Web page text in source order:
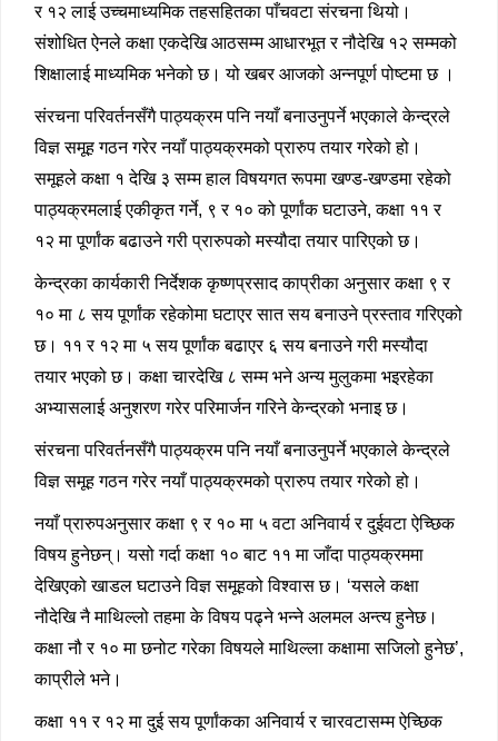
र १२ लाई उच्चमाध्यमिक तहसहितका पाँचवटा संरचना थियो।
संशोधित ऐनले कक्षा एकदेखि आठसम्म आधारभूत र नौदेखि १२ सम्मको
शिक्षालाई माध्यमिक भनेको छ। यो खबर आजको अन्नपूर्ण पोष्टमा छ ।
संरचना परिवर्तनसँगै पाठ्यक्रम पनि नयाँ बनाउनुपर्ने भएकाले केन्द्रले
विज्ञ समूह गठन गरेर नयाँ पाठ्यक्रमको प्रारुप तयार गरेको हो।
समूहले कक्षा १ देखि ३ सम्म हाल विषयगत रूपमा खण्ड-खण्डमा रहेको
पाठ्यक्रमलाई एकीकृत गर्ने, ९ र १० को पूर्णांक घटाउने, कक्षा ११ र
१२ मा पूर्णांक बढाउने गरी प्रारुपको मस्यौदा तयार पारिएको छ।
केन्द्रका कार्यकारी निर्देशक कृष्णप्रसाद काप्रीका अनुसार कक्षा ९ र
१० मा ८ सय पूर्णांक रहेकोमा घटाएर सात सय बनाउने प्रस्ताव गरिएको
छ। ११ र १२ मा ५ सय पूर्णांक बढाएर ६ सय बनाउने गरी मस्यौदा
तयार भएको छ। कक्षा चारदेखि ८ सम्म भने अन्य मुलुकमा भइरहेका
अभ्यासलाई अनुशरण गरेर परिमार्जन गरिने केन्द्रको भनाइ छ।
संरचना परिवर्तनसँगै पाठ्यक्रम पनि नयाँ बनाउनुपर्ने भएकाले केन्द्रले
विज्ञ समूह गठन गरेर नयाँ पाठ्यक्रमको प्रारुप तयार गरेको हो।
नयाँ प्रारुपअनुसार कक्षा ९ र १० मा ५ वटा अनिवार्य र दुईवटा ऐच्छिक
विषय हुनेछन्। यसो गर्दा कक्षा १० बाट ११ मा जाँदा पाठ्यक्रममा
देखिएको खाडल घटाउने विज्ञ समूहको विश्वास छ। ‘यसले कक्षा
नौदेखि नै माथिल्लो तहमा के विषय पढ्ने भन्ने अलमल अन्त्य हुनेछ।
कक्षा नौ र १० मा छनोट गरेका विषयले माथिल्ला कक्षामा सजिलो हुनेछ’,
काप्रीले भने।
कक्षा ११ र १२ मा दुई सय पूर्णांकका अनिवार्य र चारवटासम्म ऐच्छिक